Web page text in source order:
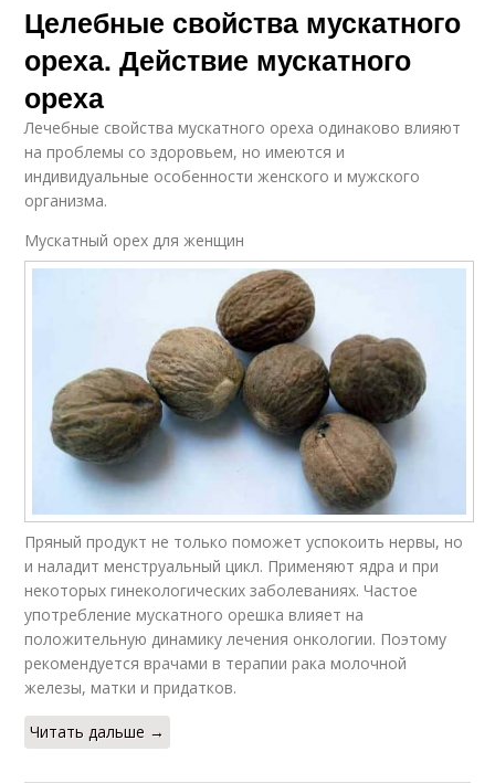
Целебные свойства мускатного
ореха. Действие мускатного
ореха
Лечебные свойства мускатного ореха одинаково влияют
на проблемы со здоровьем, но имеются и
индивидуальные особенности женского и мужского
организма.
Мускатный орех для женщин
Пряный продукт не только поможет успокоить нервы, но
и наладит менструальный цикл. Применяют ядра и при
некоторых гинекологических заболеваниях. Частое
употребление мускатного орешка влияет на
положительную динамику лечения онкологии. Поэтому
рекомендуется врачами в терапии рака молочной
железы, матки и придатков.
Читать дальше →